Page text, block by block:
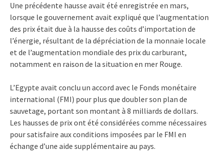
Une précédente hausse avait été enregistrée en mars,
lorsque le gouvernement avait expliqué que l’augmentation
des prix était due à la hausse des coûts d’importation de
l’énergie, résultant de la dépréciation de la monnaie locale
et de l’augmentation mondiale des prix du carburant,
notamment en raison de la situation en mer Rouge.
L’Egypte avait conclu un accord avec le Fonds monétaire
international (FMI) pour plus que doubler son plan de
sauvetage, portant son montant à 8 milliards de dollars.
Les hausses de prix ont été considérées comme nécessaires
pour satisfaire aux conditions imposées par le FMI en
échange d’une aide supplémentaire au pays.